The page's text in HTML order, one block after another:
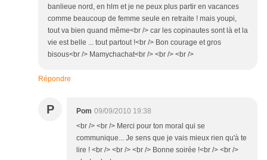
banlieue nord, en hlm et je ne peux plus partir en vacances
comme beaucoup de femme seule en retraite ! mais youpi,
tout va bien quand même<br /> car les copinautes sont là et la
vie est belle ... tout partout !<br /> Bon courage et gros
bisous<br /> Mamychachat<br /> <br /> <br />
Répondre
P Pom 09/09/2010 19:38
<br /> <br /> Merci pour ton moral qui se
communique... Je sens que je vais mieux rien qu'à te
lire ! <br /> <br /> <br /> Bonne soirée !<br /> <br />